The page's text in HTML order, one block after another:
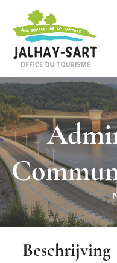
Beschrijving
Beschrijving